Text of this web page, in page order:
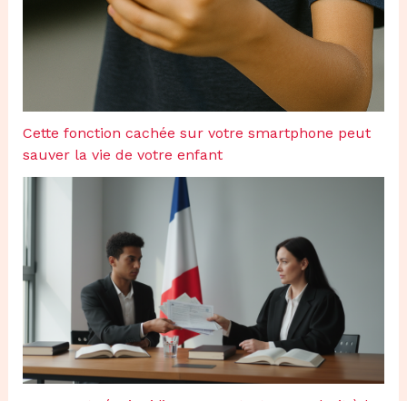
Cette fonction cachée sur votre smartphone peut
sauver la vie de votre enfant